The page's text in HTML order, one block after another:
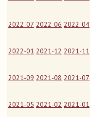
2022-07 2022-06 2022-04
2022-01 2021-12 2021-11
2021-09 2021-08 2021-07
2021-05 2021-02 2021-01